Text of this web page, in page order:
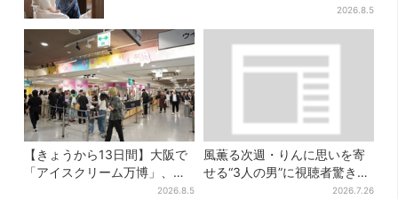
2026.8.5
【きょうから13日間】大阪で
「アイスクリーム万博」、全
国34ブランド・100種超…初
2026.8.5
風薫る次週・りんに思いを寄
せる“3人の男”に視聴者驚き
「みんな出ますやん！」2026.7.26